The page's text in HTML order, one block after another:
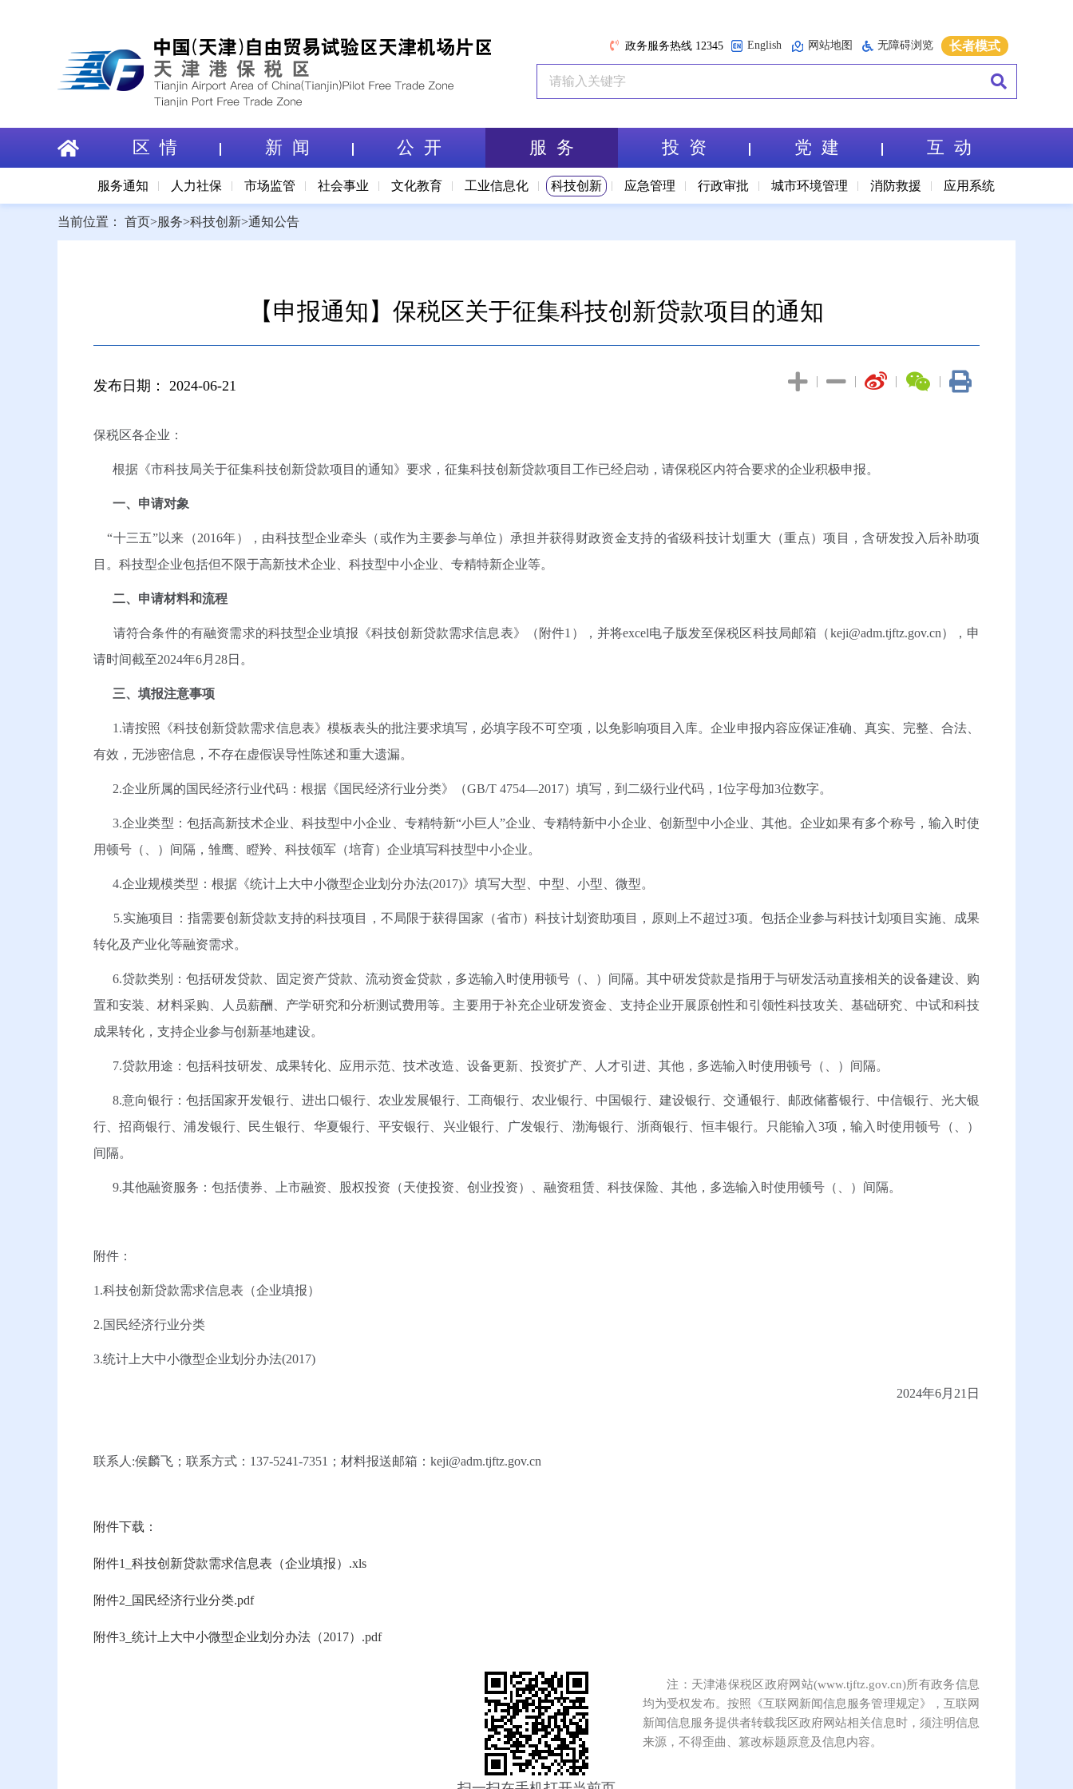
政务服务热线 12345 English 网站地图 无障碍浏览 长者模式
区 情 新 闻 公 开 服 务
服务通知 人力社保 市场监管 社会事业 文化教育 工业信息化 科技创新 应急管理 行政审批 城市环境管理 消防救援 应用系统
投 资 党 建 互 动
当前位置： 首页>服务>科技创新>通知公告
【申报通知】保税区关于征集科技创新贷款项目的通知
发布日期： 2024-06-21 |
|
|
|
保税区各企业：
根据《市科技局关于征集科技创新贷款项目的通知》要求，征集科技创新贷款项目工作已经启动，请保税区内符合要求的企业积极申报。
一、申请对象
“十三五”以来（2016年），由科技型企业牵头（或作为主要参与单位）承担并获得财政资金支持的省级科技计划重大（重点）项目，含研发投入后补助项
目。科技型企业包括但不限于高新技术企业、科技型中小企业、专精特新企业等。
二、申请材料和流程
请符合条件的有融资需求的科技型企业填报《科技创新贷款需求信息表》（附件1），并将excel电子版发至保税区科技局邮箱（keji@adm.tjftz.gov.cn），申
请时间截至2024年6月28日。
三、填报注意事项
1.请按照《科技创新贷款需求信息表》模板表头的批注要求填写，必填字段不可空项，以免影响项目入库。企业申报内容应保证准确、真实、完整、合法、
有效，无涉密信息，不存在虚假误导性陈述和重大遗漏。
2.企业所属的国民经济行业代码：根据《国民经济行业分类》（GB/T 4754—2017）填写，到二级行业代码，1位字母加3位数字。
3.企业类型：包括高新技术企业、科技型中小企业、专精特新“小巨人”企业、专精特新中小企业、创新型中小企业、其他。企业如果有多个称号，输入时使
用顿号（、）间隔，雏鹰、瞪羚、科技领军（培育）企业填写科技型中小企业。
4.企业规模类型：根据《统计上大中小微型企业划分办法(2017)》填写大型、中型、小型、微型。
5.实施项目：指需要创新贷款支持的科技项目，不局限于获得国家（省市）科技计划资助项目，原则上不超过3项。包括企业参与科技计划项目实施、成果
转化及产业化等融资需求。
6.贷款类别：包括研发贷款、固定资产贷款、流动资金贷款，多选输入时使用顿号（、）间隔。其中研发贷款是指用于与研发活动直接相关的设备建设、购
置和安装、材料采购、人员薪酬、产学研究和分析测试费用等。主要用于补充企业研发资金、支持企业开展原创性和引领性科技攻关、基础研究、中试和科技
成果转化，支持企业参与创新基地建设。
7.贷款用途：包括科技研发、成果转化、应用示范、技术改造、设备更新、投资扩产、人才引进、其他，多选输入时使用顿号（、）间隔。
8.意向银行：包括国家开发银行、进出口银行、农业发展银行、工商银行、农业银行、中国银行、建设银行、交通银行、邮政储蓄银行、中信银行、光大银
行、招商银行、浦发银行、民生银行、华夏银行、平安银行、兴业银行、广发银行、渤海银行、浙商银行、恒丰银行。只能输入3项，输入时使用顿号（、）
间隔。
9.其他融资服务：包括债券、上市融资、股权投资（天使投资、创业投资）、融资租赁、科技保险、其他，多选输入时使用顿号（、）间隔。
附件：
1.科技创新贷款需求信息表（企业填报）
2.国民经济行业分类
3.统计上大中小微型企业划分办法(2017)
2024年6月21日
联系人:侯麟飞；联系方式：137-5241-7351；材料报送邮箱：keji@adm.tjftz.gov.cn
附件下载：
附件1_科技创新贷款需求信息表（企业填报）.xls
附件2_国民经济行业分类.pdf
附件3_统计上大中小微型企业划分办法（2017）.pdf
注：天津港保税区政府网站(www.tjftz.gov.cn)所有政务信息
均为受权发布。按照《互联网新闻信息服务管理规定》，互联网
新闻信息服务提供者转载我区政府网站相关信息时，须注明信息
来源，不得歪曲、篡改标题原意及信息内容。